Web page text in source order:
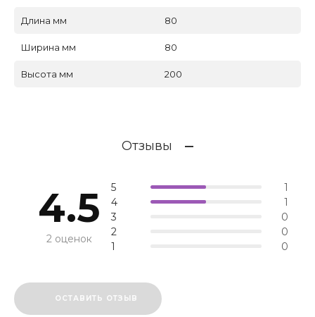
Длина мм 80
Ширина мм 80
Высота мм 200
Отзывы
4.5
2 оценок
5
1
4
1
3
0
2
0
1
0
ОСТАВИТЬ ОТЗЫВ